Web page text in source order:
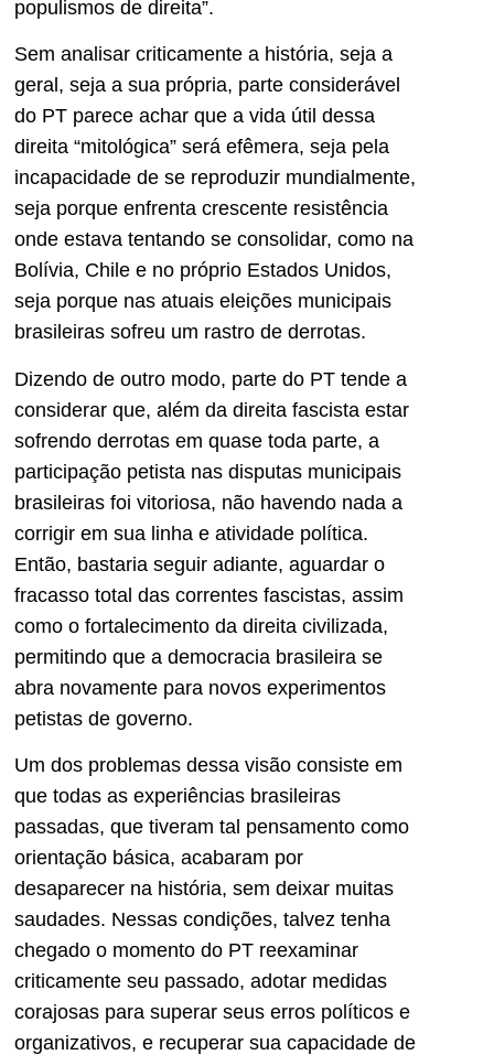
populismos de direita”.
Sem analisar criticamente a história, seja a
geral, seja a sua própria, parte considerável
do PT parece achar que a vida útil dessa
direita “mitológica” será efêmera, seja pela
incapacidade de se reproduzir mundialmente,
seja porque enfrenta crescente resistência
onde estava tentando se consolidar, como na
Bolívia, Chile e no próprio Estados Unidos,
seja porque nas atuais eleições municipais
brasileiras sofreu um rastro de derrotas.
Dizendo de outro modo, parte do PT tende a
considerar que, além da direita fascista estar
sofrendo derrotas em quase toda parte, a
participação petista nas disputas municipais
brasileiras foi vitoriosa, não havendo nada a
corrigir em sua linha e atividade política.
Então, bastaria seguir adiante, aguardar o
fracasso total das correntes fascistas, assim
como o fortalecimento da direita civilizada,
permitindo que a democracia brasileira se
abra novamente para novos experimentos
petistas de governo.
Um dos problemas dessa visão consiste em
que todas as experiências brasileiras
passadas, que tiveram tal pensamento como
orientação básica, acabaram por
desaparecer na história, sem deixar muitas
saudades. Nessas condições, talvez tenha
chegado o momento do PT reexaminar
criticamente seu passado, adotar medidas
corajosas para superar seus erros políticos e
organizativos, e recuperar sua capacidade de